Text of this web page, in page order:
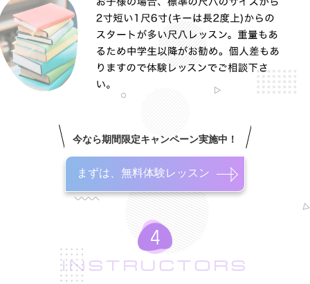
今なら期間限定キャンペーン実施中！
まずは、無料体験レッスン
INSTRUCTORS